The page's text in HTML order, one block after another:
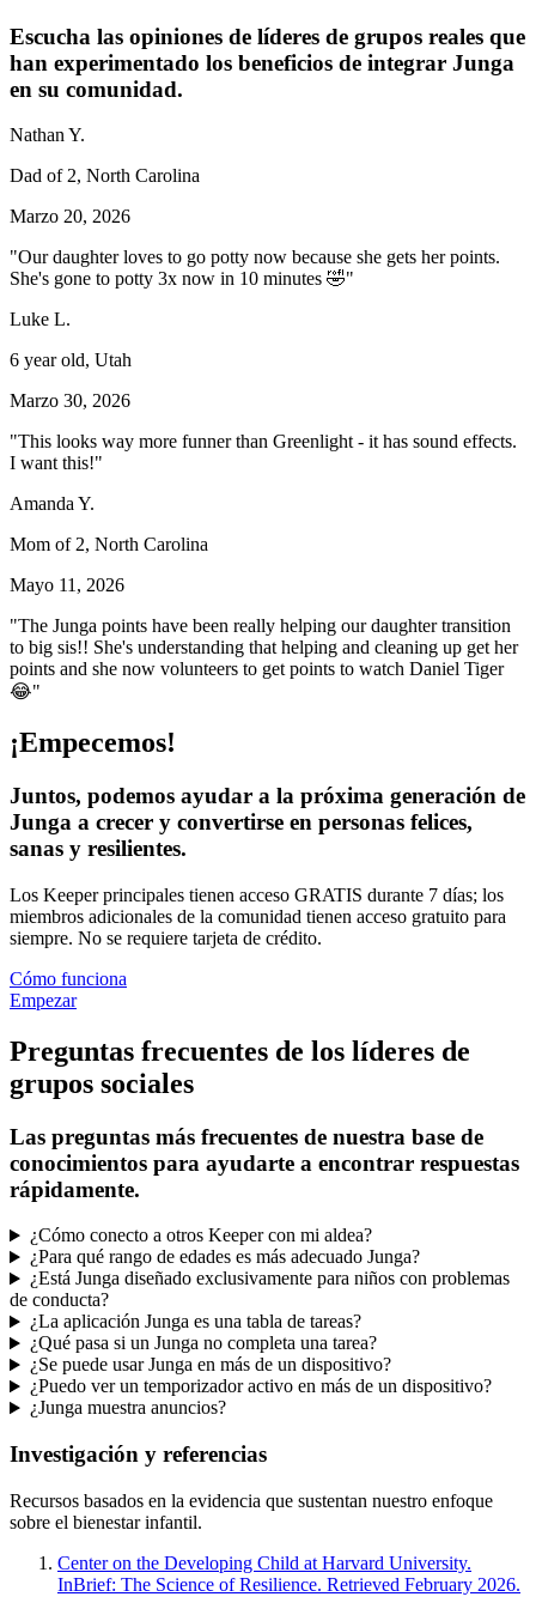
Escucha las opiniones de líderes de grupos reales que
han experimentado los beneficios de integrar Junga
en su comunidad.
Nathan Y.
Dad of 2, North Carolina
Marzo 20, 2026
"Our daughter loves to go potty now because she gets her points.
She's gone to potty 3x now in 10 minutes 🤣"
Luke L.
6 year old, Utah
Marzo 30, 2026
"This looks way more funner than Greenlight - it has sound effects.
I want this!"
Amanda Y.
Mom of 2, North Carolina
Mayo 11, 2026
"The Junga points have been really helping our daughter transition
to big sis!! She's understanding that helping and cleaning up get her
points and she now volunteers to get points to watch Daniel Tiger
😂"
¡Empecemos!
Juntos, podemos ayudar a la próxima generación de
Junga a crecer y convertirse en personas felices,
sanas y resilientes.
Los Keeper principales tienen acceso GRATIS durante 7 días; los
miembros adicionales de la comunidad tienen acceso gratuito para
siempre. No se requiere tarjeta de crédito.
Cómo funciona
Empezar
Preguntas frecuentes de los líderes de
grupos sociales
Las preguntas más frecuentes de nuestra base de
conocimientos para ayudarte a encontrar respuestas
rápidamente.
¿Cómo conecto a otros Keeper con mi aldea?
¿Para qué rango de edades es más adecuado Junga?
¿Está Junga diseñado exclusivamente para niños con problemas
de conducta?
¿La aplicación Junga es una tabla de tareas?
¿Qué pasa si un Junga no completa una tarea?
¿Se puede usar Junga en más de un dispositivo?
¿Puedo ver un temporizador activo en más de un dispositivo?
¿Junga muestra anuncios?
Investigación y referencias
Recursos basados en la evidencia que sustentan nuestro enfoque
sobre el bienestar infantil.
Center on the Developing Child at Harvard University.
InBrief: The Science of Resilience. Retrieved February 2026.